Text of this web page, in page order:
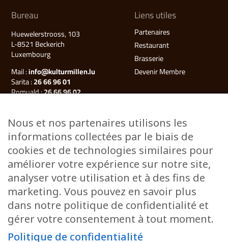
Bureau
Huewelerstrooss, 103
L-8521 Beckerich
Luxembourg
Mail :info@kulturmillen.lu
Sarita :26 66 96 01
Romuald :26 66 96 02
Liens utiles
Partenaires
Restaurant
Brasserie
Devenir Membre
Plan du site
Kulturmillen
Musée des énergies
Millegalerie
Évènements
Ateliers & Cours
Stages
Visites guidées
Camille’s Gaart
Nous et nos partenaires utilisons les
informations collectées par le biais de
cookies et de technologies similaires pour
améliorer votre expérience sur notre site,
analyser votre utilisation et à des fins de
marketing. Vous pouvez en savoir plus
dans notre politique de confidentialité et
gérer votre consentement à tout moment.
Politique de confidentialité